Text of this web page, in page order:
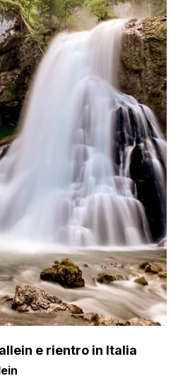
e rientro in Italia